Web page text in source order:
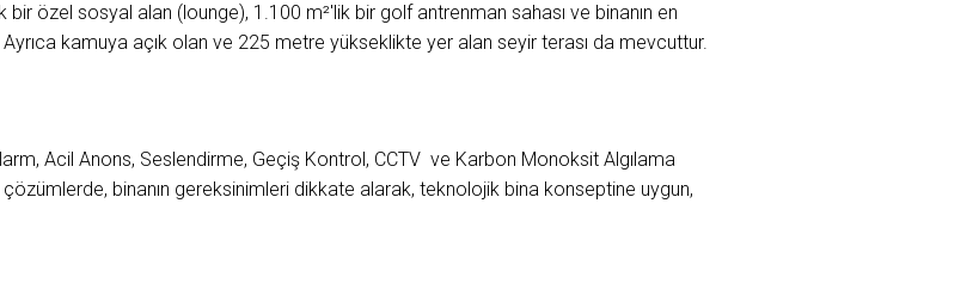
bir özel sosyal alan (lounge), 1.100 m²'lik bir golf antrenman sahası ve binanın en
kamuya açık olan ve 225 metre yükseklikte yer alan seyir terası da mevcuttur.
Acil Anons, Seslendirme, Geçiş Kontrol, CCTV ve Karbon Monoksit Algılama
binanın gereksinimleri dikkate alarak, teknolojik bina konseptine uygun,